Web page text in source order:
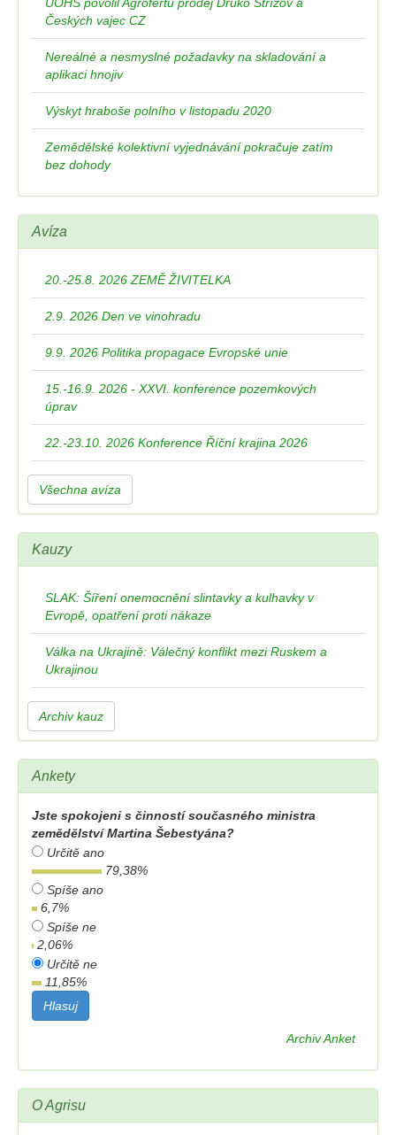
ÚOHS povolil Agrofertu prodej Druko Střížov a
Českých vajec CZ
Nereálné a nesmyslné požadavky na skladování a
aplikaci hnojiv
Výskyt hraboše polního v listopadu 2020
Zemědělské kolektivní vyjednávání pokračuje zatím
bez dohody
Avíza
20.-25.8. 2026 ZEMĚ ŽIVITELKA
2.9. 2026 Den ve vinohradu
9.9. 2026 Politika propagace Evropské unie
15.-16.9. 2026 - XXVI. konference pozemkových
úprav
22.-23.10. 2026 Konference Říční krajina 2026
Všechna avíza
Kauzy
SLAK: Šíření onemocnění slintavky a kulhavky v
Evropě, opatření proti nákaze
Válka na Ukrajině: Válečný konflikt mezi Ruskem a
Ukrajinou
Archiv kauz
Ankety
Jste spokojeni s činností současného ministra
zemědělství Martina Šebestyána?
Určitě ano
79,38%
Spíše ano
6,7%
Spíše ne
2,06%
Určitě ne
11,85%
Archiv Anket
O Agrisu